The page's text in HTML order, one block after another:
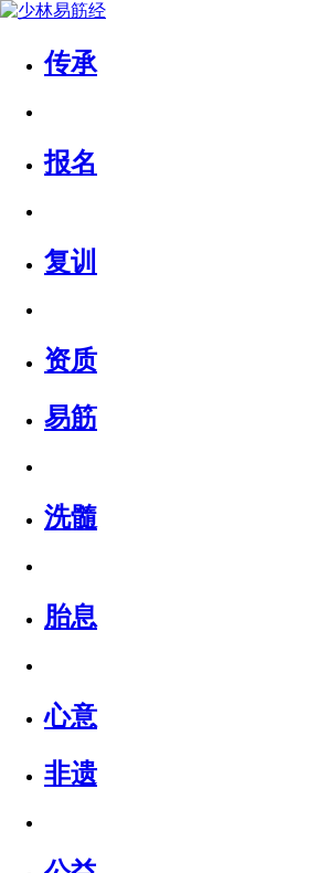
传承
报名
复训
资质
易筋
洗髓
胎息
心意
非遗